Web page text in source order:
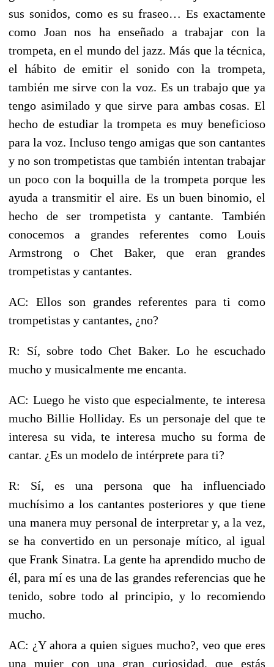
sus sonidos, como es su fraseo… Es exactamente
como Joan nos ha enseñado a trabajar con la
trompeta, en el mundo del jazz. Más que la técnica,
el hábito de emitir el sonido con la trompeta,
también me sirve con la voz. Es un trabajo que ya
tengo asimilado y que sirve para ambas cosas. El
hecho de estudiar la trompeta es muy beneficioso
para la voz. Incluso tengo amigas que son cantantes
y no son trompetistas que también intentan trabajar
un poco con la boquilla de la trompeta porque les
ayuda a transmitir el aire. Es un buen binomio, el
hecho de ser trompetista y cantante. También
conocemos a grandes referentes como Louis
Armstrong o Chet Baker, que eran grandes
trompetistas y cantantes.
AC: Ellos son grandes referentes para ti como
trompetistas y cantantes, ¿no?
R: Sí, sobre todo Chet Baker. Lo he escuchado
mucho y musicalmente me encanta.
AC: Luego he visto que especialmente, te interesa
mucho Billie Holliday. Es un personaje del que te
interesa su vida, te interesa mucho su forma de
cantar. ¿Es un modelo de intérprete para ti?
R: Sí, es una persona que ha influenciado
muchísimo a los cantantes posteriores y que tiene
una manera muy personal de interpretar y, a la vez,
se ha convertido en un personaje mítico, al igual
que Frank Sinatra. La gente ha aprendido mucho de
él, para mí es una de las grandes referencias que he
tenido, sobre todo al principio, y lo recomiendo
mucho.
AC: ¿Y ahora a quien sigues mucho?, veo que eres
una mujer con una gran curiosidad, que estás